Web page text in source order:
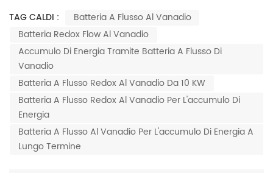
TAG CALDI :
Batteria A Flusso Al Vanadio
Batteria Redox Flow Al Vanadio
Accumulo Di Energia Tramite Batteria A Flusso Di
Vanadio
Batteria A Flusso Redox Al Vanadio Da 10 KW
Batteria A Flusso Redox Al Vanadio Per L'accumulo Di
Energia
Batteria A Flusso Al Vanadio Per L'accumulo Di Energia A
Lungo Termine